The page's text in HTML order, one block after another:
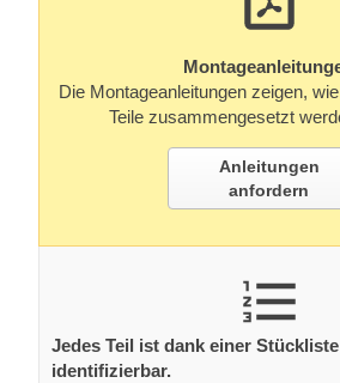
Die Montageanleitungen zeigen,
Teile zusammengesetzt
Anleitungen
anfordern
Jedes Teil ist dank einer
identifizierbar.